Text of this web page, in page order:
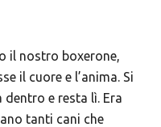
il nostro boxerone,
il cuore e l’anima. Si
dentro e resta lì. Era
tanti cani che